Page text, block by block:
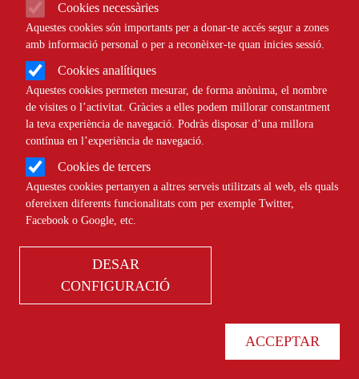
Cookies necessàries
Aquestes cookies són importants per a donar-te accés segur a zones
amb informació personal o per a reconèixer-te quan inicies sessió.
Cookies analítiques
Aquestes cookies permeten mesurar, de forma anònima, el nombre
de visites o l’activitat. Gràcies a elles podem millorar constantment
la teva experiència de navegació. Podràs disposar d’una millora
contínua en l’experiència de navegació.
Cookies de tercers
Aquestes cookies pertanyen a altres serveis utilitzats al web, els quals
ofereixen diferents funcionalitats com per exemple Twitter,
Facebook o Google, etc.
DESAR
CONFIGURACIÓ
ACCEPTAR
haurien de tenir molta més presència
dins del sistema educatiu”
NOTÍCIES CULTURAL
Pilar Gargallo: ”Sovint la formació
d'eines i poc en la reflexió”